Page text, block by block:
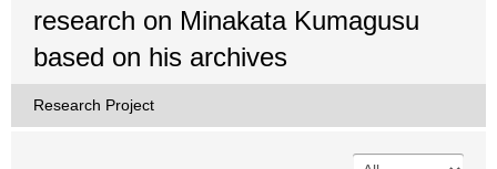
research on Minakata Kumagusu
based on his archives
Research Project